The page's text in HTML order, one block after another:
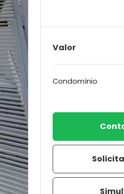
Valor
Condomínio